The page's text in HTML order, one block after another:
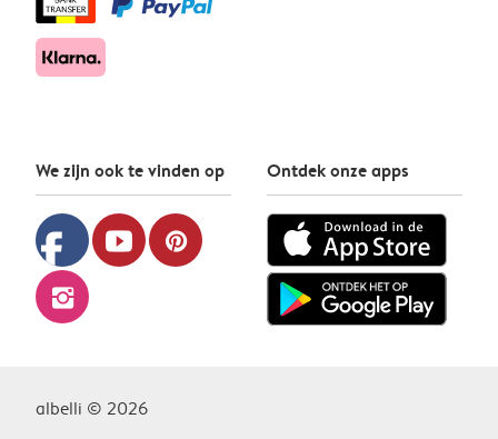
We zijn ook te vinden op
facebook youtube pinterest
instagram
Ontdek onze apps
albelli © 2026